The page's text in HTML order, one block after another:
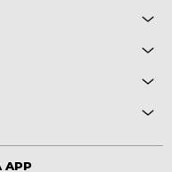
APP